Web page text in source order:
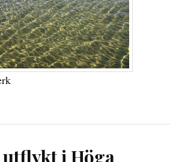
utflykt i Höga